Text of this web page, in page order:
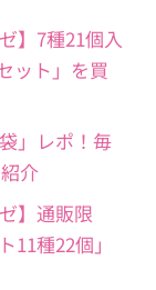
】7種21個入
ット」を買
」レポ！毎
介
】通販限
11種22個」